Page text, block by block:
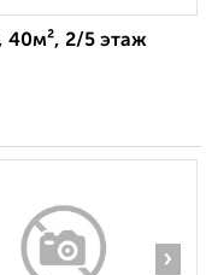
40м², 2/5 этаж
›